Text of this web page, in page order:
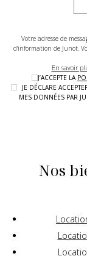
Votre adresse de
d'information de Junot.
En savoir
J’ACCEPTE LA
JE DÉCLARE
MES DONNÉES PAR
Nos